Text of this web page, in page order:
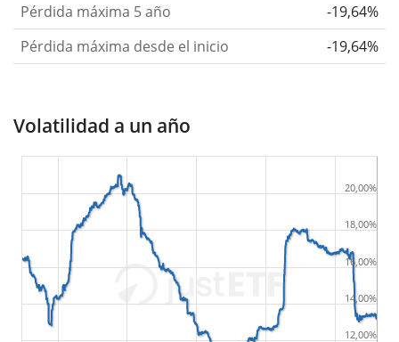
Pérdida máxima 5 año
-19,64%
Pérdida máxima desde el inicio
-19,64%
Volatilidad a un año
12,00%
14,00%
16,00%
18,00%
20,00%